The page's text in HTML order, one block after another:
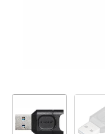
Spēļu